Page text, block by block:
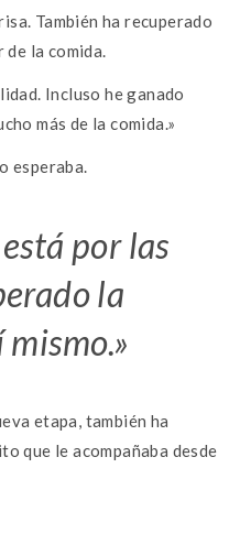
También ha recuperado
la comida.
Incluso he ganado
más de la comida.»
esperaba.
por las
la
etapa, también ha
que le acompañaba desde